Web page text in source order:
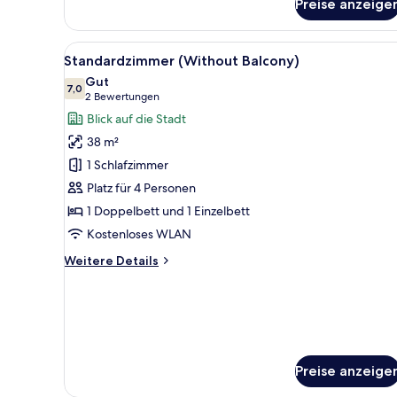
Preise
Alle
Fotos
für
Standardzimmer
(Without
Balcony)
anzeigen
Minibar, Zimmersafe,
5
Standardzimmer (Without Balcony)
7,07,0 von 10
Gut
2 Bewertungen
(2
Bewertungen)
Blick auf die Stadt
38 m²
1 Schlafzimmer
Platz für 4 Personen
1 Doppelbett und 1 Einzelbett
Kostenloses WLAN
Weitere Details
Weitere
Preise